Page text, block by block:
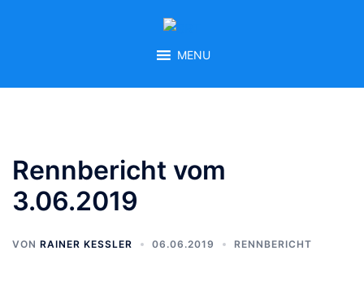
MENU
Rennbericht vom
3.06.2019
VON RAINER KESSLER 06.06.2019 RENNBERICHT